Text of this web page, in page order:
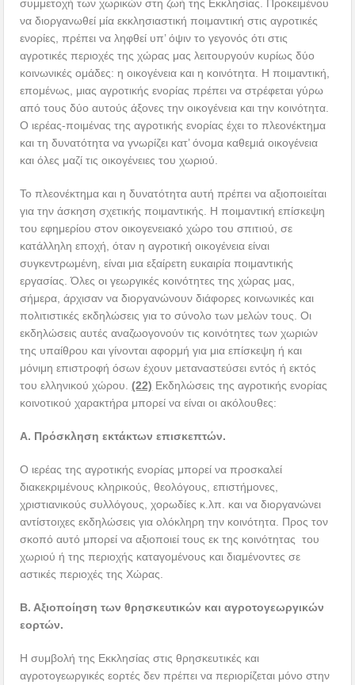
συμμετοχή των χωρικών στη ζωή της Εκκλησίας. Προκειμένου
να διοργανωθεί μία εκκλησιαστική ποιμαντική στις αγροτικές
ενορίες, πρέπει να ληφθεί υπ’ όψιν το γεγονός ότι στις
αγροτικές περιοχές της χώρας μας λειτουργούν κυρίως δύο
κοινωνικές ομάδες: η οικογένεια και η κοινότητα. Η ποιμαντική,
επομένως, μιας αγροτικής ενορίας πρέπει να στρέφεται γύρω
από τους δύο αυτούς άξονες την οικογένεια και την κοινότητα.
Ο ιερέας-ποιμένας της αγροτικής ενορίας έχει το πλεονέκτημα
και τη δυνατότητα να γνωρίζει κατ’ όνομα καθεμιά οικογένεια
και όλες μαζί τις οικογένειες του χωριού.
Το πλεονέκτημα και η δυνατότητα αυτή πρέπει να αξιοποιείται
για την άσκηση σχετικής ποιμαντικής. Η ποιμαντική επίσκεψη
του εφημερίου στον οικογενειακό χώρο του σπιτιού, σε
κατάλληλη εποχή, όταν η αγροτική οικογένεια είναι
συγκεντρωμένη, είναι μια εξαίρετη ευκαιρία ποιμαντικής
εργασίας. Όλες οι γεωργικές κοινότητες της χώρας μας,
σήμερα, άρχισαν να διοργανώνουν διάφορες κοινωνικές και
πολιτιστικές εκδηλώσεις για το σύνολο των μελών τους. Οι
εκδηλώσεις αυτές αναζωογονούν τις κοινότητες των χωριών
της υπαίθρου και γίνονται αφορμή για μια επίσκεψη ή και
μόνιμη επιστροφή όσων έχουν μεταναστεύσει εντός ή εκτός
του ελληνικού χώρου.(22) Εκδηλώσεις της αγροτικής ενορίας
κοινοτικού χαρακτήρα μπορεί να είναι οι ακόλουθες:
Α. Πρόσκληση εκτάκτων επισκεπτών.
Ο ιερέας της αγροτικής ενορίας μπορεί να προσκαλεί
διακεκριμένους κληρικούς, θεολόγους, επιστήμονες,
χριστιανικούς συλλόγους, χορωδίες κ.λπ. και να διοργανώνει
αντίστοιχες εκδηλώσεις για ολόκληρη την κοινότητα. Προς τον
σκοπό αυτό μπορεί να αξιοποιεί τους εκ της κοινότητας του
χωριού ή της περιοχής καταγομένους και διαμένοντες σε
αστικές περιοχές της Χώρας.
Β. Αξιοποίηση των θρησκευτικών και αγροτογεωργικών
εορτών.
Η συμβολή της Εκκλησίας στις θρησκευτικές και
αγροτογεωργικές εορτές δεν πρέπει να περιορίζεται μόνο στην